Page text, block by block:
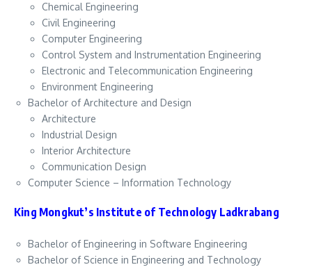
Chemical Engineering
Civil Engineering
Computer Engineering
Control System and Instrumentation Engineering
Electronic and Telecommunication Engineering
Environment Engineering
Bachelor of Architecture and Design
Architecture
Industrial Design
Interior Architecture
Communication Design
Computer Science – Information Technology
King Mongkut’s Institute of Technology Ladkrabang
Bachelor of Engineering in Software Engineering
Bachelor of Science in Engineering and Technology